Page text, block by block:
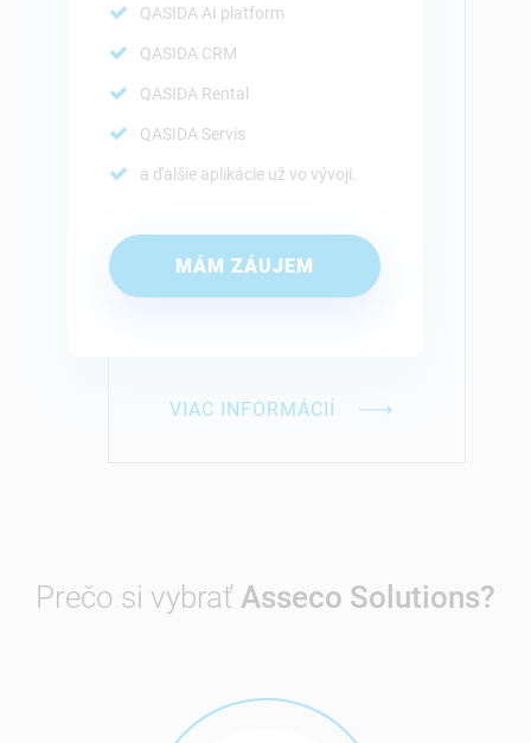
QASIDA AI platform
QASIDA CRM
QASIDA Rental
QASIDA Servis
a ďalšie aplikácie už vo vývoji.
MÁM ZÁUJEM
VIAC INFORMÁCIÍ
Prečo si vybrať Asseco Solutions?